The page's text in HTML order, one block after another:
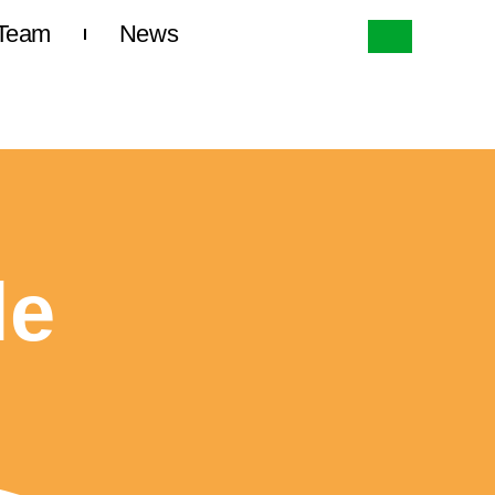
News